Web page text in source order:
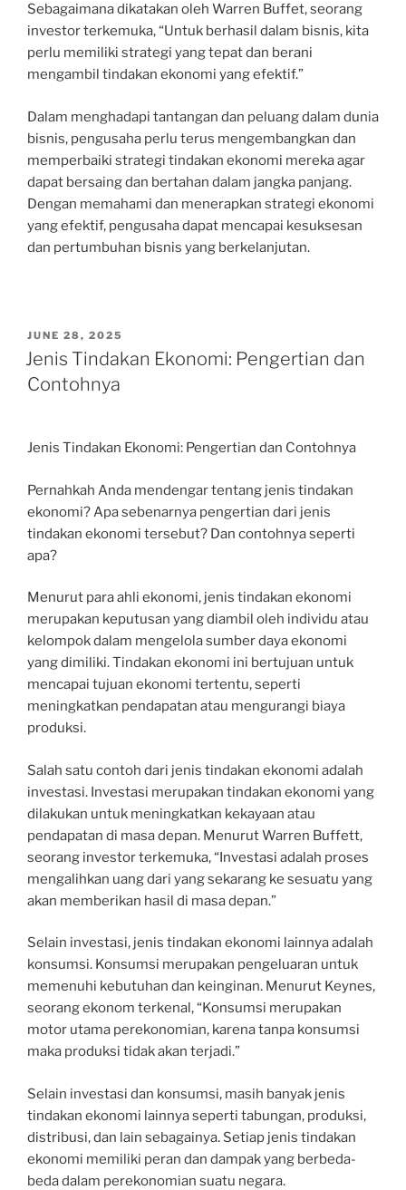
Sebagaimana dikatakan oleh Warren Buffet, seorang
investor terkemuka, “Untuk berhasil dalam bisnis, kita
perlu memiliki strategi yang tepat dan berani
mengambil tindakan ekonomi yang efektif.”
Dalam menghadapi tantangan dan peluang dalam dunia
bisnis, pengusaha perlu terus mengembangkan dan
memperbaiki strategi tindakan ekonomi mereka agar
dapat bersaing dan bertahan dalam jangka panjang.
Dengan memahami dan menerapkan strategi ekonomi
yang efektif, pengusaha dapat mencapai kesuksesan
dan pertumbuhan bisnis yang berkelanjutan.
POSTED
ON
JUNE 28, 2025
Jenis Tindakan Ekonomi: Pengertian dan
Contohnya
Jenis Tindakan Ekonomi: Pengertian dan Contohnya
Pernahkah Anda mendengar tentang jenis tindakan
ekonomi? Apa sebenarnya pengertian dari jenis
tindakan ekonomi tersebut? Dan contohnya seperti
apa?
Menurut para ahli ekonomi, jenis tindakan ekonomi
merupakan keputusan yang diambil oleh individu atau
kelompok dalam mengelola sumber daya ekonomi
yang dimiliki. Tindakan ekonomi ini bertujuan untuk
mencapai tujuan ekonomi tertentu, seperti
meningkatkan pendapatan atau mengurangi biaya
produksi.
Salah satu contoh dari jenis tindakan ekonomi adalah
investasi. Investasi merupakan tindakan ekonomi yang
dilakukan untuk meningkatkan kekayaan atau
pendapatan di masa depan. Menurut Warren Buffett,
seorang investor terkemuka, “Investasi adalah proses
mengalihkan uang dari yang sekarang ke sesuatu yang
akan memberikan hasil di masa depan.”
Selain investasi, jenis tindakan ekonomi lainnya adalah
konsumsi. Konsumsi merupakan pengeluaran untuk
memenuhi kebutuhan dan keinginan. Menurut Keynes,
seorang ekonom terkenal, “Konsumsi merupakan
motor utama perekonomian, karena tanpa konsumsi
maka produksi tidak akan terjadi.”
Selain investasi dan konsumsi, masih banyak jenis
tindakan ekonomi lainnya seperti tabungan, produksi,
distribusi, dan lain sebagainya. Setiap jenis tindakan
ekonomi memiliki peran dan dampak yang berbeda-
beda dalam perekonomian suatu negara.